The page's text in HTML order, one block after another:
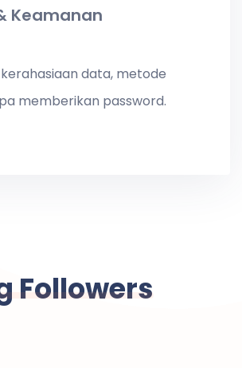
Keamanan
data, metode
memberikan password.
Followers